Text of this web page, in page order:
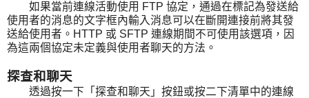
如果當前連線活動使用 FTP 協定，通過在標記為發送給
使用者的消息的文字框內輸入消息可以在斷開連接前將其發
送給使用者。HTTP 或 SFTP 連線期間不可使用該選項，因
為這兩個協定未定義與使用者聊天的方法。
探查和聊天
透過按一下「探查和聊天」按鈕或按二下清單中的連線